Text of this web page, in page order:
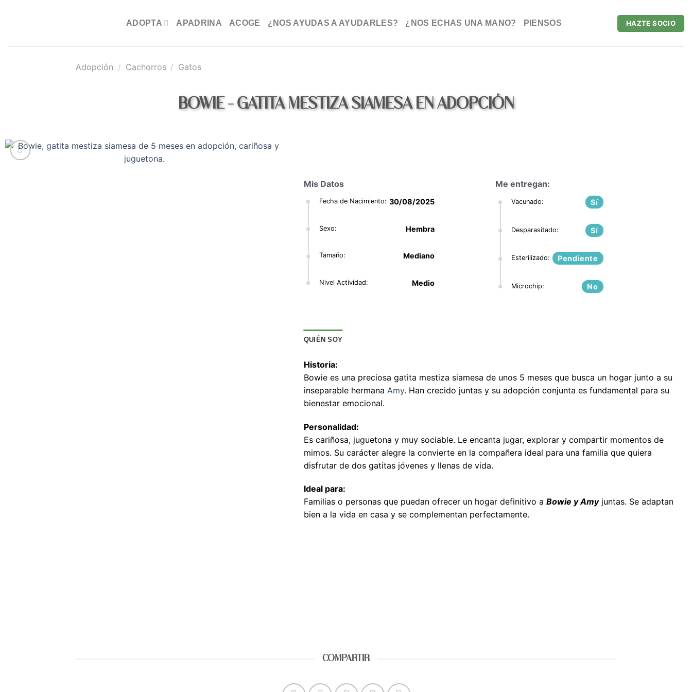
ADOPTA APADRINA ACOGE ¿NOS AYUDAS A AYUDARLES? ¿NOS ECHAS UNA MANO? PIENSOS HAZTE SOCIO
Adopción / Cachorros / Gatos
BOWIE – GATITA MESTIZA SIAMESA EN ADOPCIÓN
Mis Datos
Fecha de Nacimiento: 30/08/2025
Sexo: Hembra
Tamaño: Mediano
Nivel Actividad: Medio
Me entregan:
Vacunado: Sí
Desparasitado: Sí
Esterilizado: Pendiente
Microchip: No
QUIÉN SOY
Historia:
Bowie es una preciosa gatita mestiza siamesa de unos 5 meses que busca un hogar junto a su
inseparable hermana Amy. Han crecido juntas y su adopción conjunta es fundamental para su
bienestar emocional.
Personalidad:
Es cariñosa, juguetona y muy sociable. Le encanta jugar, explorar y compartir momentos de
mimos. Su carácter alegre la convierte en la compañera ideal para una familia que quiera
disfrutar de dos gatitas jóvenes y llenas de vida.
Ideal para:
Familias o personas que puedan ofrecer un hogar definitivo a Bowie y Amyjuntas. Se adaptan
bien a la vida en casa y se complementan perfectamente.
COMPARTIR